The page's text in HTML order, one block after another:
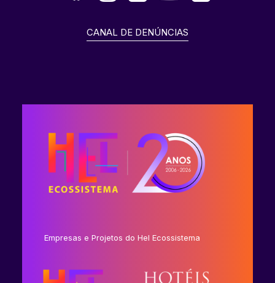
CANAL DE DENÚNCIAS
Empresas e Projetos do Hel Ecossistema